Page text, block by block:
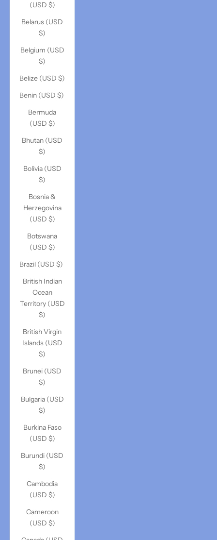
(USD $)
Belarus (USD
$)
Belgium (USD
$)
Belize (USD $)
Benin (USD $)
Bermuda
(USD $)
Bhutan (USD
$)
Bolivia (USD
$)
Bosnia &
Herzegovina
(USD $)
Botswana
(USD $)
Brazil (USD $)
British Indian
Ocean
Territory (USD
$)
British Virgin
Islands (USD
$)
Brunei (USD
$)
Bulgaria (USD
$)
Burkina Faso
(USD $)
Burundi (USD
$)
Cambodia
(USD $)
Cameroon
(USD $)